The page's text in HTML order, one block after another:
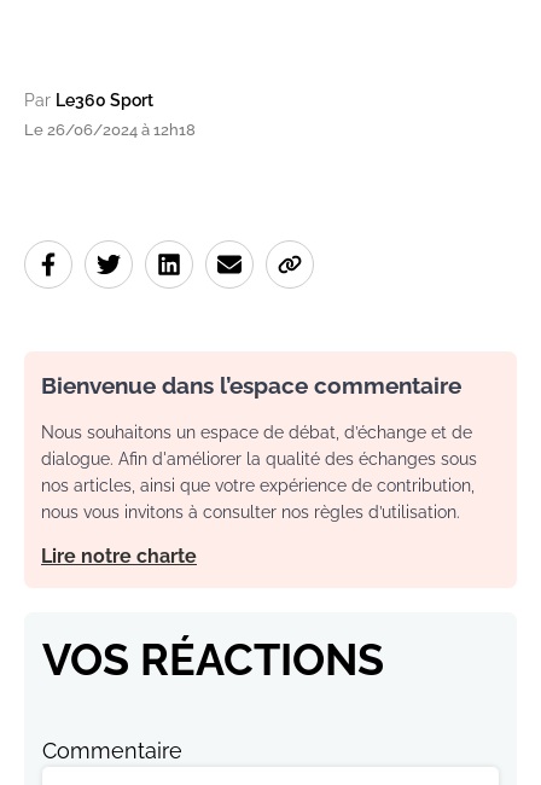
Par Le360 Sport
Le 26/06/2024 à 12h18
Bienvenue dans l’espace commentaire
Nous souhaitons un espace de débat, d’échange et de
dialogue. Afin d'améliorer la qualité des échanges sous
nos articles, ainsi que votre expérience de contribution,
nous vous invitons à consulter nos règles d’utilisation.
Lire notre charte
VOS RÉACTIONS
Commentaire